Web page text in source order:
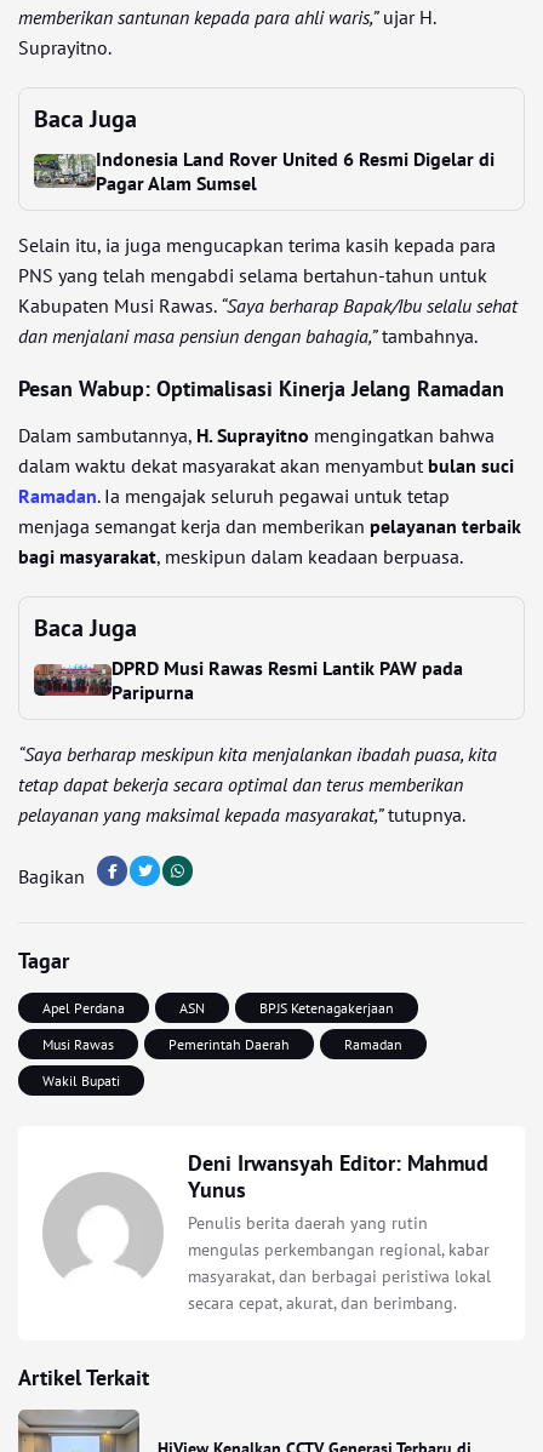
memberikan santunan kepada para ahli waris,”ujar H.
Suprayitno.
Baca Juga
Indonesia Land Rover United 6 Resmi Digelar di
Pagar Alam Sumsel
Selain itu, ia juga mengucapkan terima kasih kepada para
PNS yang telah mengabdi selama bertahun-tahun untuk
Kabupaten Musi Rawas. “Saya berharap Bapak/Ibu selalu sehat
dan menjalani masa pensiun dengan bahagia,”tambahnya.
Pesan Wabup: Optimalisasi Kinerja Jelang Ramadan
Dalam sambutannya, H. Suprayitno mengingatkan bahwa
dalam waktu dekat masyarakat akan menyambut bulan suci
Ramadan. Ia mengajak seluruh pegawai untuk tetap
menjaga semangat kerja dan memberikan pelayanan terbaik
bagi masyarakat, meskipun dalam keadaan berpuasa.
Baca Juga
DPRD Musi Rawas Resmi Lantik PAW pada
Paripurna
“Saya berharap meskipun kita menjalankan ibadah puasa, kita
tetap dapat bekerja secara optimal dan terus memberikan
pelayanan yang maksimal kepada masyarakat,”tutupnya.
Bagikan
Tagar
Apel Perdana ASN
BPJS Ketenagakerjaan
Musi Rawas
Pemerintah Daerah
Ramadan
Wakil Bupati
Deni Irwansyah Editor: Mahmud
Yunus
Penulis berita daerah yang rutin
mengulas perkembangan regional, kabar
masyarakat, dan berbagai peristiwa lokal
secara cepat, akurat, dan berimbang.
Artikel Terkait